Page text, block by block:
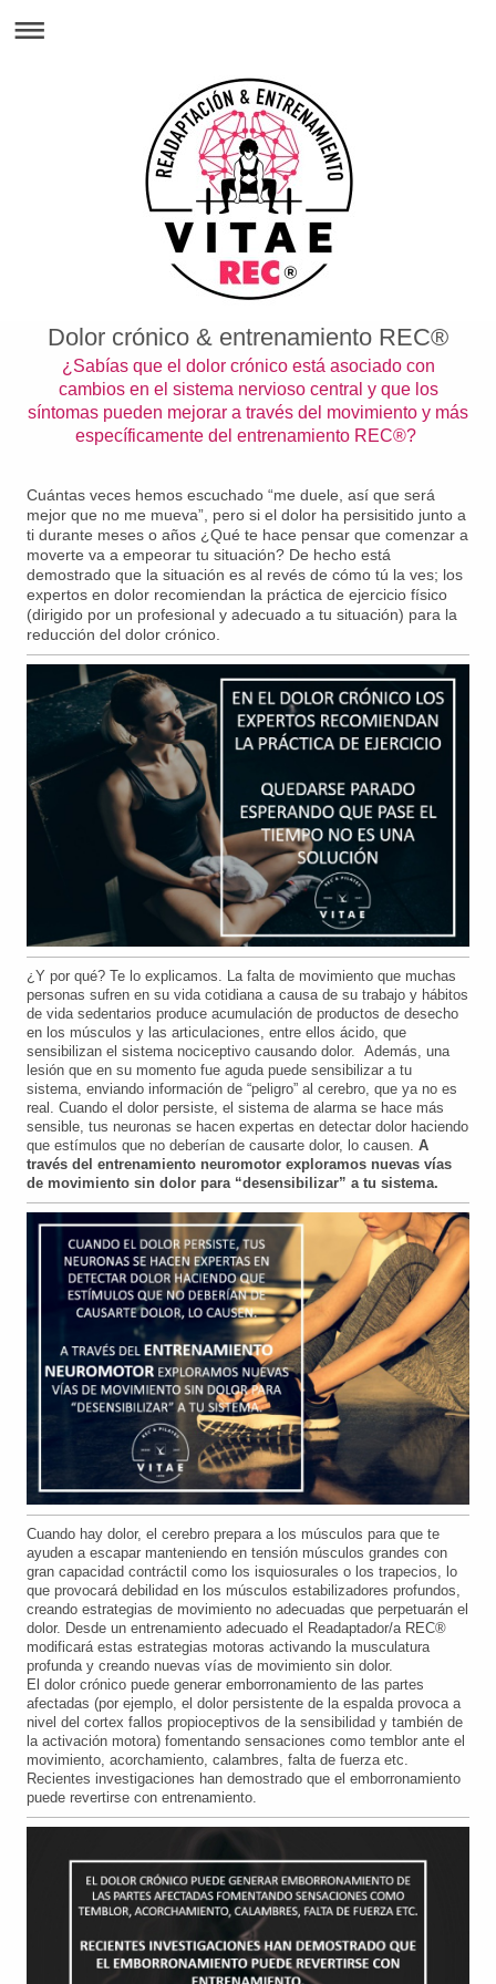
Dolor crónico & entrenamiento REC®
¿Sabías que el dolor crónico está asociado con
cambios en el sistema nervioso central y que los
síntomas pueden mejorar a través del movimiento y más
específicamente del entrenamiento REC®?
Cuántas veces hemos escuchado “me duele, así que será
mejor que no me mueva”, pero si el dolor ha persisitido junto a
ti durante meses o años ¿Qué te hace pensar que comenzar a
moverte va a empeorar tu situación? De hecho está
demostrado que la situación es al revés de cómo tú la ves; los
expertos en dolor recomiendan la práctica de ejercicio físico
(dirigido por un profesional y adecuado a tu situación) para la
reducción del dolor crónico.
¿Y por qué? Te lo explicamos. La falta de movimiento que muchas
personas sufren en su vida cotidiana a causa de su trabajo y hábitos
de vida sedentarios produce acumulación de productos de desecho
en los músculos y las articulaciones, entre ellos ácido, que
sensibilizan el sistema nociceptivo causando dolor. Además, una
lesión que en su momento fue aguda puede sensibilizar a tu
sistema, enviando información de “peligro” al cerebro, que ya no es
real. Cuando el dolor persiste, el sistema de alarma se hace más
sensible, tus neuronas se hacen expertas en detectar dolor haciendo
que estímulos que no deberían de causarte dolor, lo causen. A
través del entrenamiento neuromotor exploramos nuevas vías
de movimiento sin dolor para “desensibilizar” a tu sistema.
Cuando hay dolor, el cerebro prepara a los músculos para que te
ayuden a escapar manteniendo en tensión músculos grandes con
gran capacidad contráctil como los isquiosurales o los trapecios, lo
que provocará debilidad en los músculos estabilizadores profundos,
creando estrategias de movimiento no adecuadas que perpetuarán el
dolor. Desde un entrenamiento adecuado el Readaptador/a REC®
modificará estas estrategias motoras activando la musculatura
profunda y creando nuevas vías de movimiento sin dolor.
El dolor crónico puede generar emborronamiento de las partes
afectadas (por ejemplo, el dolor persistente de la espalda provoca a
nivel del cortex fallos propioceptivos de la sensibilidad y también de
la activación motora) fomentando sensaciones como temblor ante el
movimiento, acorchamiento, calambres, falta de fuerza etc.
Recientes investigaciones han demostrado que el emborronamiento
puede revertirse con entrenamiento.